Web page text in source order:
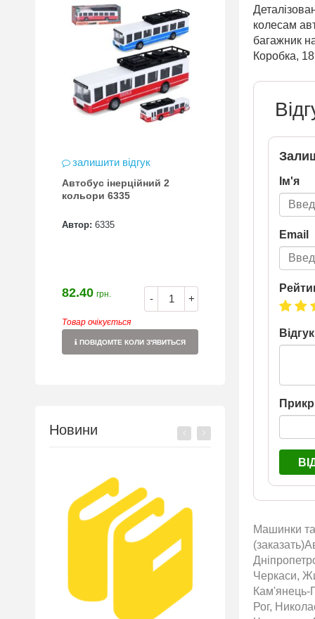
залишити відгук
Автобус інерційний 2
кольори 6335
Автор: 6335
- +
82.40 грн.
Товар очікується
ПОВІДОМТЕ КОЛИ З'ЯВИТЬСЯ
Новини
колесам
багажник
Коробка,
Ім'я
Email
Відгук
Машинки
Черкаси,
Кам'янець-
Рог,